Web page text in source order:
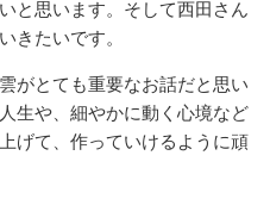
と思います。そして西田さん
きたいです。
がとても重要なお話だと思い
生や、細やかに動く心境など
げて、作っていけるように頑